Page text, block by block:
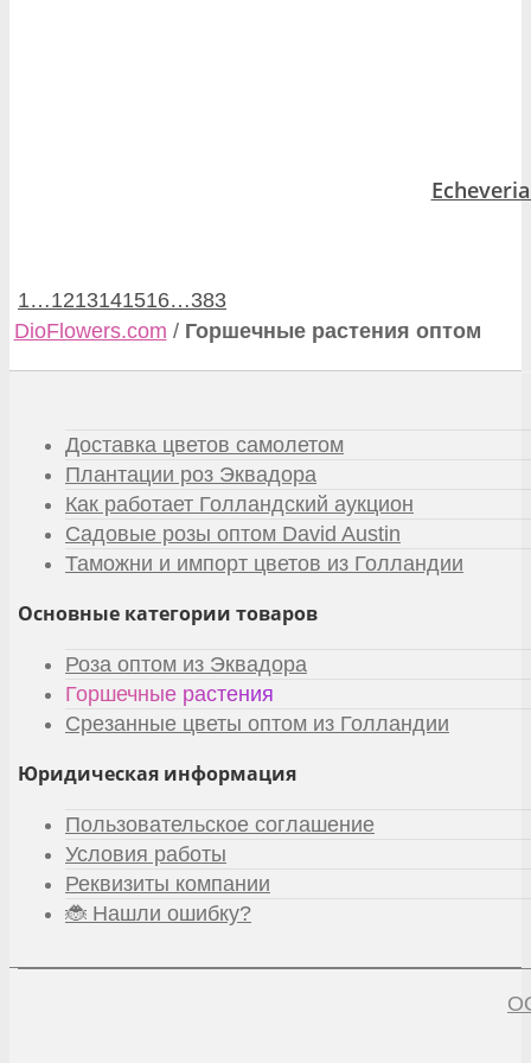
1…1213141516…383
DioFlowers.com / Горшечные растения оптом
Доставка цветов самолетом
Плантации роз Эквадора
Как работает Голландский аукцион
Садовые розы оптом David Austin
Таможни и импорт цветов из Голландии
Основные категории товаров
Роза оптом из Эквадора
Горшечные растения
Срезанные цветы оптом из Голландии
Юридическая информация
Пользовательское соглашение
Условия работы
Реквизиты компании
🐞 Нашли ошибку?